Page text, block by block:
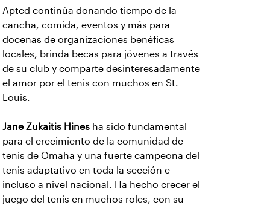
Apted continúa donando tiempo de la
cancha, comida, eventos y más para
docenas de organizaciones benéficas
locales, brinda becas para jóvenes a través
de su club y comparte desinteresadamente
el amor por el tenis con muchos en St.
Louis.
Jane Zukaitis Hines ha sido fundamental
para el crecimiento de la comunidad de
tenis de Omaha y una fuerte campeona del
tenis adaptativo en toda la sección e
incluso a nivel nacional. Ha hecho crecer el
juego del tenis en muchos roles, con su